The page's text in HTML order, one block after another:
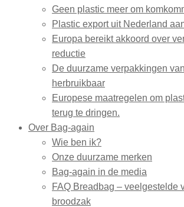
Geen plastic meer om
Plastic export uit Nederland
Europa bereikt akkoord over
reductie
De duurzame verpakkingen
herbruikbaar
Europese maatregelen om
terug te dringen.
Over Bag-again
Wie ben ik?
Onze duurzame merken
Bag-again in de media
FAQ Breadbag – veelgestelde
broodzak